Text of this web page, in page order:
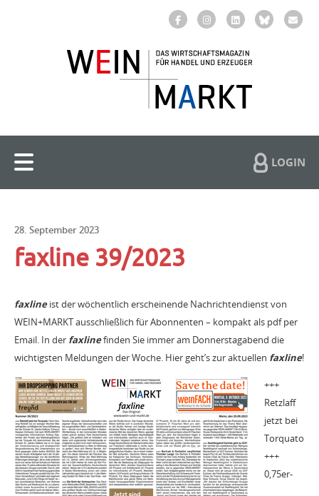
LOGIN
28. September 2023
faxline 39/2023
faxlineist der wöchentlich erscheinende Nachrichtendienst von
WEIN+MARKT ausschließlich für Abonnenten – kompakt als pdf per
Email. In der faxlinefinden Sie immer am Donnerstagabend die
wichtigsten Meldungen der Woche. Hier geht’s zur aktuellen faxline!
+++
Retzlaff
jetzt bei
Torquato
+++
0,75er-